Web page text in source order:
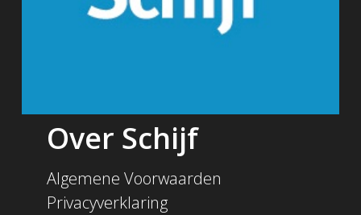
Over Schijf
Algemene Voorwaarden
Privacyverklaring